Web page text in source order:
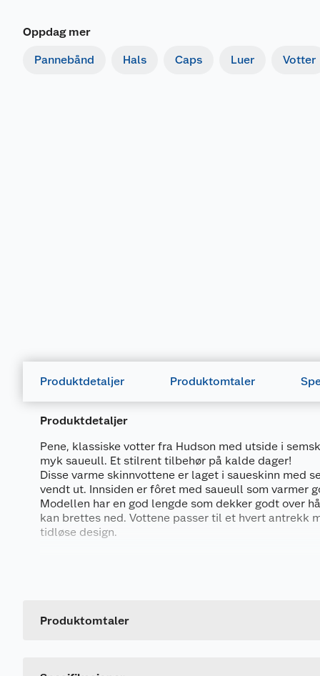
Oppdag mer
Pannebånd Hals Caps Luer Votter
Produktdetaljer Produktomtaler
Produktdetaljer
Pene, klassiske votter fra Hudson med utside i
myk saueull. Et stilrent tilbehør på kalde dager!
Disse varme skinnvottene er laget i saueskinn med
vendt ut. Innsiden er fôret med saueull som varmer
Modellen har en god lengde som dekker godt over
kan brettes ned. Vottene passer til et hvert antrekk
tidløse design.
Fôr i 100% saueull
Produktomtaler
Leverandørens artikkelnummer